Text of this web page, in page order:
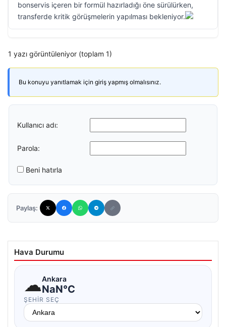
bonservis içeren bir formül hazırladığı öne sürülürken,
transferde kritik görüşmelerin yapılması bekleniyor.
1 yazı görüntüleniyor (toplam 1)
Bu konuyu yanıtlamak için giriş yapmış olmalısınız.
Kullanıcı adı:
Parola:
Beni hatırla
Paylaş:
Hava Durumu
☁Ankara
NaN°C
ŞEHIR SEÇ